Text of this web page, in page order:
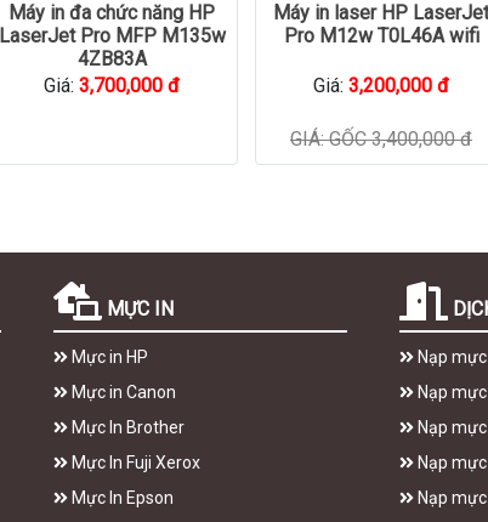
Máy in đa chức năng HP
LaserJet Pro MFP M135w
4ZB83A
Giá: 3,700,000 đ
Máy in laser HP LaserJet
Pro M12w T0L46A wifi
Giá: 3,200,000 đ
GIÁ: GỐC 3,400,000 đ
MỰC IN
Mực in HP
Mực in Canon
Mực In Brother
Mực In Fuji Xerox
Mực In Epson
Nạp
Nạp
Nạp
Nạp
Nạp